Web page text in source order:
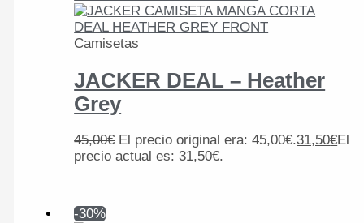
Camisetas
JACKER DEAL – Heather
Grey
45,00€ El precio original era: 45,00€.31,50€El
precio actual es: 31,50€.
-30%